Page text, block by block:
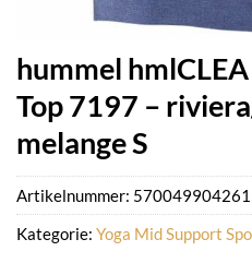
hummel
Top 7197 –
melange S
Artikelnummer:
Kategorie: Yoga Mid Support